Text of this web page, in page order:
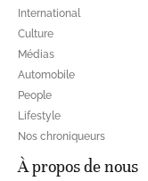
International
Culture
Médias
Automobile
People
Lifestyle
Nos chroniqueurs
À propos de nous